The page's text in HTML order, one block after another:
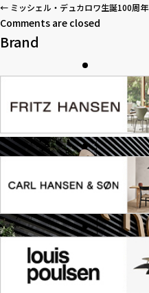
← ミッシェル・デュカロワ生誕100周年
Comments are closed
Brand